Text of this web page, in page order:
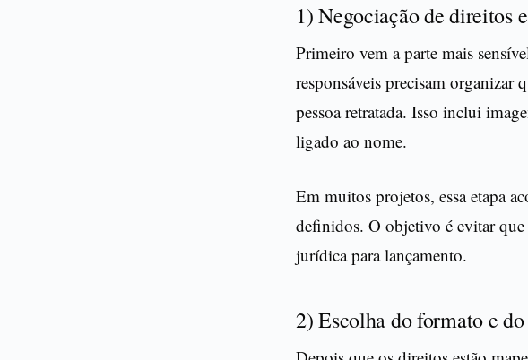
1) Negociação de direitos
Primeiro vem a parte mais
responsáveis precisam organizar
pessoa retratada. Isso inclui
ligado ao nome.
Em muitos projetos, essa etapa
definidos. O objetivo é evitar
jurídica para lançamento.
2) Escolha do formato e